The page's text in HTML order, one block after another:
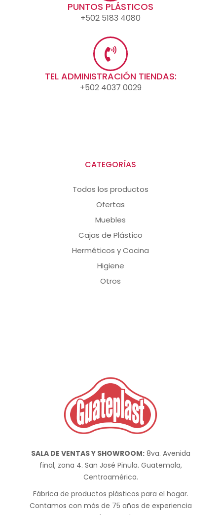
PUNTOS PLÁSTICOS
+502 5183 4080
TEL ADMINISTRACIÓN TIENDAS:
+502 4037 0029
CATEGORÍAS
Todos los productos
Ofertas
Muebles
Cajas de Plástico
Herméticos y Cocina
Higiene
Otros
SALA DE VENTAS Y SHOWROOM:8va. Avenida
final, zona 4. San José Pinula. Guatemala,
Centroamérica.
Fábrica de productos plásticos para el hogar.
Contamos con más de 75 años de experiencia